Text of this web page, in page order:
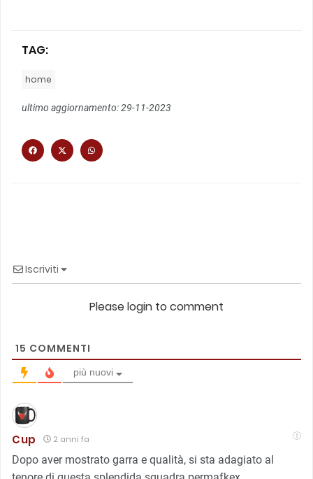
TAG:
home
ultimo aggiornamento: 29-11-2023
Iscriviti
Please login to comment
15 COMMENTI
più nuovi
Cup 2 anni fa
Dopo aver mostrato garra e qualità, si sta adagiato al